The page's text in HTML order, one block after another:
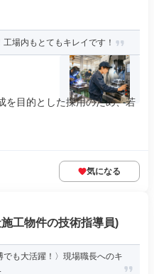
場内もとてもキレイです！
を目的とした採用のため、若
気になる
工物件の技術指導員)
でも大活躍！〉現場職長へのキ